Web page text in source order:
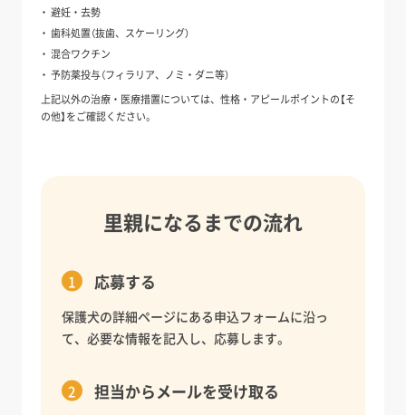
避妊・去勢
歯科処置（抜歯、スケーリング）
混合ワクチン
予防薬投与（フィラリア、ノミ・ダニ等）
上記以外の治療・医療措置については、性格・アピールポイントの【そ
の他】をご確認ください。
里親になるまでの流れ
応募する
保護犬の詳細ページにある申込フォームに沿っ
て、必要な情報を記入し、応募します。
担当からメールを受け取る